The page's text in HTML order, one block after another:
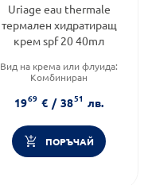
Uriage eau thermale
термален хидратиращ
крем spf 20 40mл
Вид на крема или флуида:
Комбиниран
Thermale
Функционалност:
1969 € / 3851 лв.
ПОРЪЧАЙ